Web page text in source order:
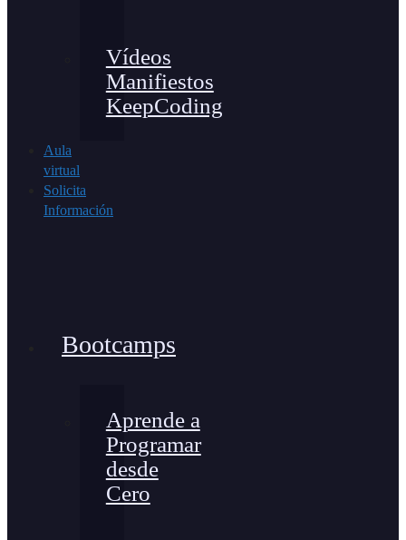
Vídeos
Manifiestos
KeepCoding
Aula
virtual
Solicita
Información
Bootcamps
Aprende a
Programar
desde
Cero